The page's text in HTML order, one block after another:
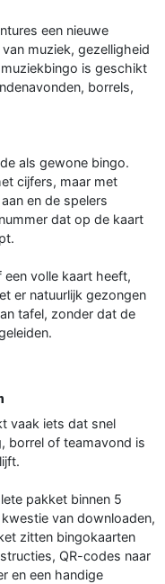
een nieuwe
muziek, gezelligheid
is geschikt
borrels,
als gewone bingo.
cijfers, maar met
en de spelers
dat op de kaart
een volle kaart heeft,
er natuurlijk gezongen
tafel, zonder dat de
vaak iets dat snel
borrel of teamavond is
pakket binnen 5
van downloaden,
zitten bingokaarten
QR-codes naar
en een handige